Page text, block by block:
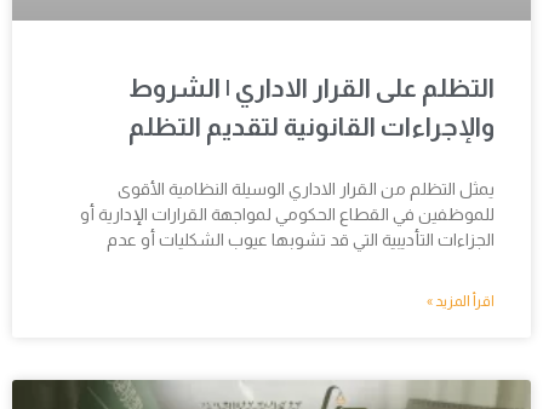
التظلم على القرار الاداري | الشروط
والإجراءات القانونية لتقديم التظلم
يمثل التظلم من القرار الاداري الوسيلة النظامية الأقوى
للموظفين في القطاع الحكومي لمواجهة القرارات الإدارية أو
الجزاءات التأديبية التي قد تشوبها عيوب الشكليات أو عدم
اقرأ المزيد »